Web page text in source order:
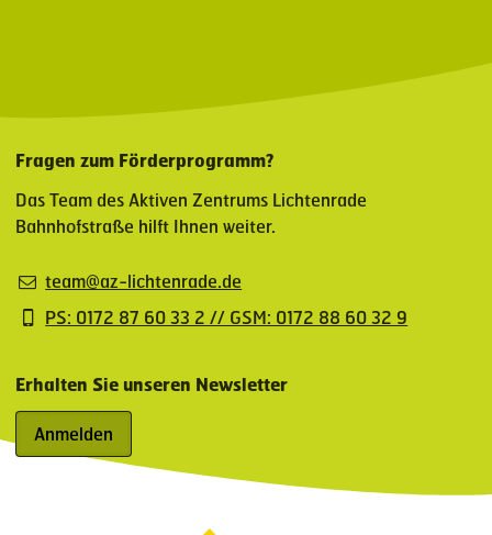
Fragen zum Förderprogramm?
Das Team des Aktiven Zentrums Lichtenrade
Bahnhofstraße hilft Ihnen weiter.
team@az-lichtenrade.de
PS: 0172 87 60 33 2 // GSM: 0172 88 60 32 9
Erhalten Sie unseren Newsletter